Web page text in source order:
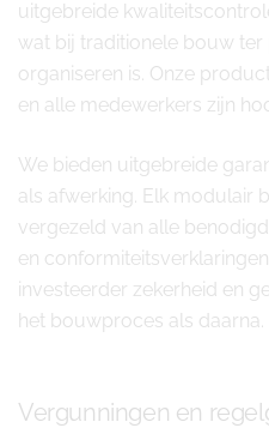
uitgebreide
wat bij traditionele bouw ter
organiseren is. Onze
en alle medewerkers zijn
We bieden uitgebreide
als afwerking. Elk modulair
vergezeld van alle
en
investeerder zekerheid en
het bouwproces als daarna.
Vergunningen en